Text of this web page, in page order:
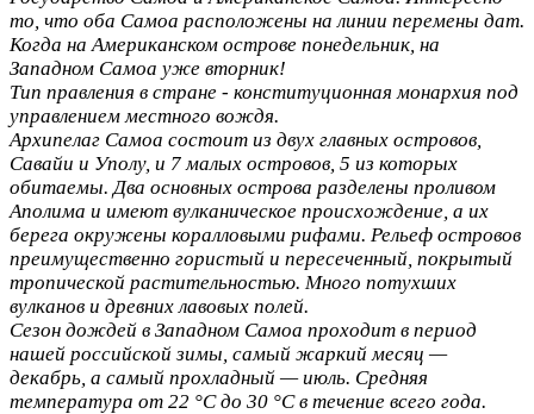
то, что оба Самоа расположены на линии перемены дат.
Когда на Американском острове понедельник, на
Западном Самоа уже вторник!
Тип правления в стране - конституционная монархия под
управлением местного вождя.
Архипелаг Самоа состоит из двух главных островов,
Савайи и Уполу, и 7 малых островов, 5 из которых
обитаемы. Два основных острова разделены проливом
Аполима и имеют вулканическое происхождение, а их
берега окружены коралловыми рифами. Рельеф островов
преимущественно гористый и пересеченный, покрытый
тропической растительностью. Много потухших
вулканов и древних лавовых полей.
Сезон дождей в Западном Самоа проходит в период
нашей российской зимы, самый жаркий месяц —
декабрь, а самый прохладный — июль. Средняя
температура от 22 °C до 30 °C в течение всего года.